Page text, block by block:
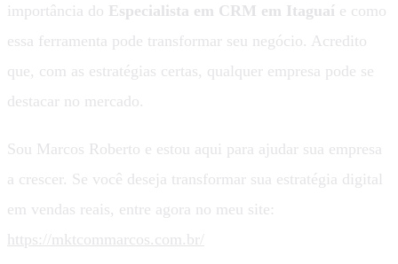
importância do Especialista em CRM em Itaguaí e como
essa ferramenta pode transformar seu negócio. Acredito
que, com as estratégias certas, qualquer empresa pode se
destacar no mercado.
Sou Marcos Roberto e estou aqui para ajudar sua empresa
a crescer. Se você deseja transformar sua estratégia digital
em vendas reais, entre agora no meu site:
https://mktcommarcos.com.br/